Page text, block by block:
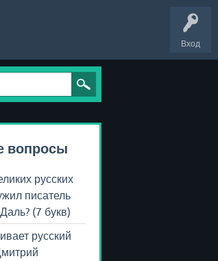
Вход
вопросы
русских
писатель
(7 букв)
русский